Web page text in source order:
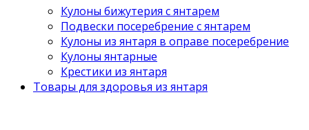
Кулоны бижутерия с янтарем
Подвески посеребрение с янтарем
Кулоны из янтаря в оправе посеребрение
Кулоны янтарные
Крестики из янтаря
Товары для здоровья из янтаря